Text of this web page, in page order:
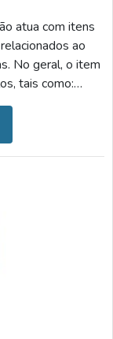
atua com itens
ao
No geral, o item
tais como:
de
os ângulos
de caixa
visuais e